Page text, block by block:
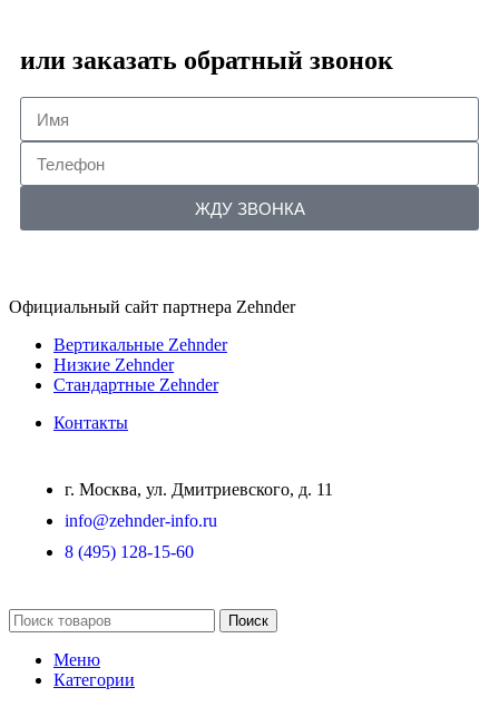
или заказать обратный звонок
ЖДУ ЗВОНКА
Официальный сайт партнера Zehnder
Вертикальные Zehnder
Низкие Zehnder
Стандартные Zehnder
Контакты
г. Москва, ул. Дмитриевского, д. 11
info@zehnder-info.ru
8 (495) 128-15-60
Поиск
Меню
Категории